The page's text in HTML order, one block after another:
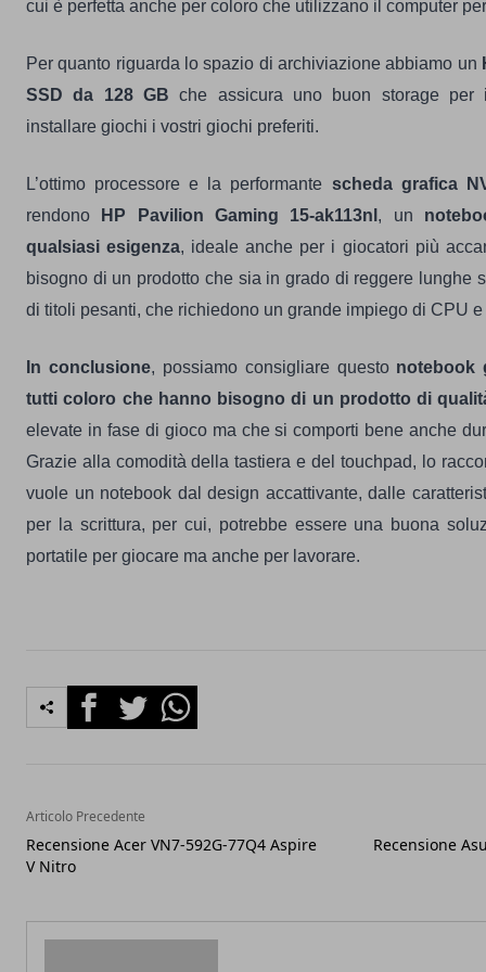
cui è perfetta anche per coloro che utilizzano il computer
Per quanto riguarda lo spazio di archiviazione abbiamo un
SSD da 128 GB che assicura uno buon storage per
installare giochi i vostri giochi preferiti.
L’ottimo processore e la performante scheda grafica
rendono
HP Pavilion Gaming 15-ak113nl , un
qualsiasi esigenza, ideale anche per i giocatori più
bisogno di un prodotto che sia in grado di reggere lunghe
di titoli pesanti, che richiedono un grande impiego di CPU e
In conclusione, possiamo consigliare questonotebook
tutti coloro che hanno bisogno di un prodotto di
elevate in fase di gioco ma che si comporti bene anche
Grazie alla comodità della tastiera e del touchpad, lo
vuole un notebook dal design accattivante, dalle
per la scrittura, per cui, potrebbe essere una buona
portatile per giocare ma anche per lavorare.
FacebookTwitterWhatsapp
Articolo Precedente
Recensione Acer VN7-592G-77Q4 Aspire
V Nitro
Recensione